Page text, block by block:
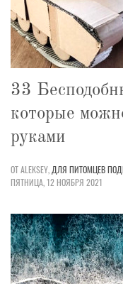
33
которые
руками
ОТ ALEKSEY, ДЛЯ ПИТОМЦЕВ
ПЯТНИЦА, 12 НОЯБРЯ 2021